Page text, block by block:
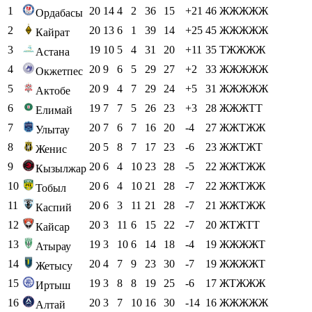
1
Ордабасы 20 14 4 2 36 15 +21 46 ЖЖЖЖЖ
2
Кайрат 20 13 6 1 39 14 +25 45 ЖЖЖЖЖ
3
Астана 19 10 5 4 31 20 +11 35 ТЖЖЖЖ
4
Окжетпес 20 9 6 5 29 27 +2 33 ЖЖЖЖЖ
5
Актобе 20 9 4 7 29 24 +5 31 ЖЖЖЖЖ
6
Елимай 19 7 7 5 26 23 +3 28 ЖЖЖТТ
7
Улытау 20 7 6 7 16 20 -4 27 ЖЖТЖЖ
8
Женис 20 5 8 7 17 23 -6 23 ЖЖТЖТ
9
Кызылжар 20 6 4 10 23 28 -5 22 ЖЖТЖЖ
10
Тобыл 20 6 4 10 21 28 -7 22 ЖЖТЖЖ
11
Каспий 20 6 3 11 21 28 -7 21 ЖЖТЖЖ
12
Кайсар 20 3 11 6 15 22 -7 20 ЖТЖТТ
13
Атырау 19 3 10 6 14 18 -4 19 ЖЖЖЖТ
14
Жетысу 20 4 7 9 23 30 -7 19 ЖЖЖЖТ
15
Иртыш 19 3 8 8 19 25 -6 17 ЖТЖЖЖ
16
Алтай 20 3 7 10 16 30 -14 16 ЖЖЖЖЖ